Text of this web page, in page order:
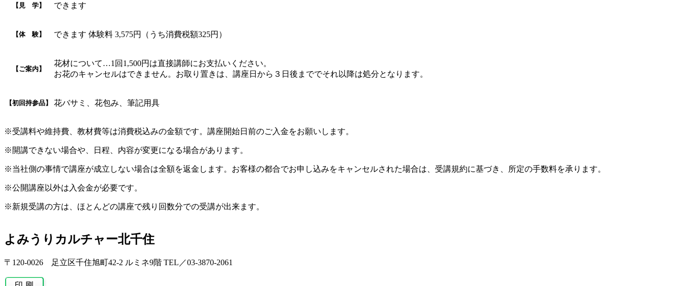
【見 学】 できます
【体 験】 できます 体験料 3,575円（うち消費税額325円）
【ご案内】
花材について…1回1,500円は直接講師にお支払いください。
お花のキャンセルはできません。お取り置きは、講座日から３日後まででそれ以降は処分となります。
【初回持参品】 花バサミ、花包み、筆記用具
※受講料や維持費、教材費等は消費税込みの金額です。講座開始日前のご入金をお願いします。
※開講できない場合や、日程、内容が変更になる場合があります。
※当社側の事情で講座が成立しない場合は全額を返金します。お客様の都合でお申し込みをキャンセルされた場合は、受講規約に基づき、所定の手数料を承ります。
※公開講座以外は入会金が必要です。
※新規受講の方は、ほとんどの講座で残り回数分での受講が出来ます。
よみうりカルチャー北千住
〒120-0026 足立区千住旭町42-2 ルミネ9階 TEL／03-3870-2061